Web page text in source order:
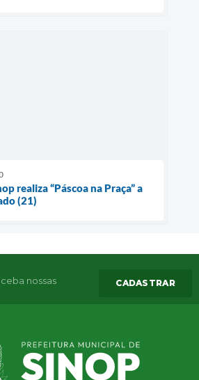
realiza “Páscoa na Praça” a
(21)
nossas
CADASTRAR